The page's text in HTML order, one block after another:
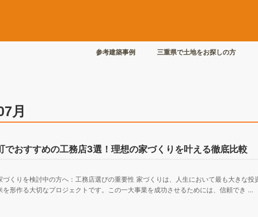
参考建築事例 三重県で土地をお探しの方
月
でおすすめの工務店3選！理想の家づくりを叶える徹底比較
づくりを検討中の方へ：工務店選びの重要性 家づくりは、人生において最も大きな投
を形作る大切なプロジェクトです。この一大事業を成功させるためには、信頼でき …